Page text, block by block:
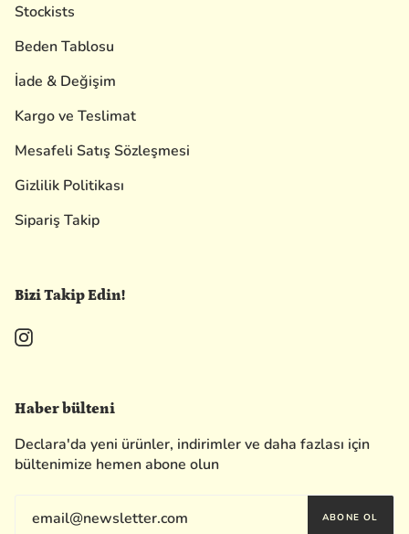
Stockists
Beden Tablosu
İade & Değişim
Kargo ve Teslimat
Mesafeli Satış Sözleşmesi
Gizlilik Politikası
Sipariş Takip
Bizi Takip Edin!
Instagram
Haber bülteni
Declara'da yeni ürünler, indirimler ve daha fazlası için
bültenimize hemen abone olun
ABONE OL